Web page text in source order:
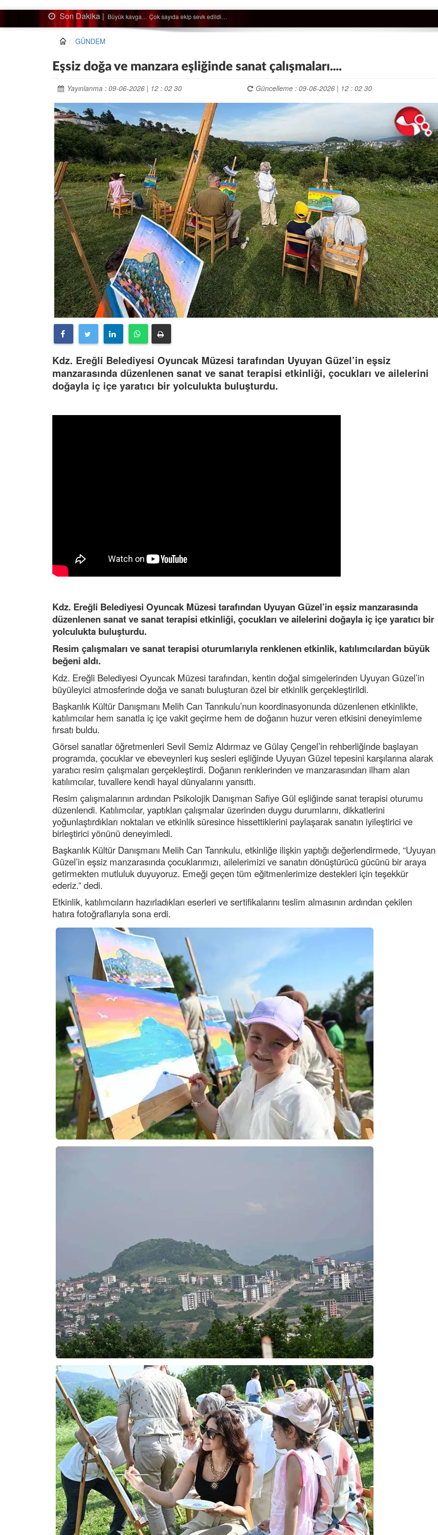
Son Dakika | Ağaçtan düştü…
GÜNDEM
Eşsiz doğa ve manzara eşliğinde sanat çalışmaları....
Yayınlanma : 09-06-2026 | 12 : 02 30 Güncelleme : 09-06-2026 | 12 : 02 30
Kdz. Ereğli Belediyesi Oyuncak Müzesi tarafından Uyuyan Güzel’in eşsiz
manzarasında düzenlenen sanat ve sanat terapisi etkinliği, çocukları ve ailelerini
doğayla iç içe yaratıcı bir yolculukta buluşturdu.
Kdz. Ereğli Belediyesi Oyuncak Müzesi tarafından Uyuyan Güzel’in eşsiz manzarasında
düzenlenen sanat ve sanat terapisi etkinliği, çocukları ve ailelerini doğayla iç içe yaratıcı bir
yolculukta buluşturdu.
Resim çalışmaları ve sanat terapisi oturumlarıyla renklenen etkinlik, katılımcılardan büyük
beğeni aldı.
Kdz. Ereğli Belediyesi Oyuncak Müzesi tarafından, kentin doğal simgelerinden Uyuyan Güzel’in
büyüleyici atmosferinde doğa ve sanatı buluşturan özel bir etkinlik gerçekleştirildi.
Başkanlık Kültür Danışmanı Melih Can Tanrıkulu’nun koordinasyonunda düzenlenen etkinlikte,
katılımcılar hem sanatla iç içe vakit geçirme hem de doğanın huzur veren etkisini deneyimleme
fırsatı buldu.
Görsel sanatlar öğretmenleri Sevil Semiz Aldırmaz ve Gülay Çengel’in rehberliğinde başlayan
programda, çocuklar ve ebeveynleri kuş sesleri eşliğinde Uyuyan Güzel tepesini karşılarına alarak
yaratıcı resim çalışmaları gerçekleştirdi. Doğanın renklerinden ve manzarasından ilham alan
katılımcılar, tuvallere kendi hayal dünyalarını yansıttı.
Resim çalışmalarının ardından Psikolojik Danışman Safiye Gül eşliğinde sanat terapisi oturumu
düzenlendi. Katılımcılar, yaptıkları çalışmalar üzerinden duygu durumlarını, dikkatlerini
yoğunlaştırdıkları noktaları ve etkinlik süresince hissettiklerini paylaşarak sanatın iyileştirici ve
birleştirici yönünü deneyimledi.
Başkanlık Kültür Danışmanı Melih Can Tanrıkulu, etkinliğe ilişkin yaptığı değerlendirmede, “Uyuyan
Güzel’in eşsiz manzarasında çocuklarımızı, ailelerimizi ve sanatın dönüştürücü gücünü bir araya
getirmekten mutluluk duyuyoruz. Emeği geçen tüm eğitmenlerimize destekleri için teşekkür
ederiz.” dedi.
Etkinlik, katılımcıların hazırladıkları eserleri ve sertifikalarını teslim almasının ardından çekilen
hatıra fotoğraflarıyla sona erdi.
Kemiklerinizi Sessizce Çürüten 6
Şenol AZMAN
“Aman doktor, yaman doktor.
Derdime bir çare!” – 2-
Merve KIRAN
Konuk Yazar
Temiz enerji ve gelecek
mücadelesi
Uğuralp CİVELEK
Özkan Doğan
YEREL RADYO VE REKLAM
Mustafa Ozturk
İç fındığın fiyatı bu gün 1600 TL Kabuklu fındık
bu fiyatın dörtte biri yani 400 TL olmalı. iç
dört katına satılıyor. iç f... DEVAMI
POSBIYIK nerelerde ya kaç aydır vekaletle
Kadir inanc
Valla tren kactj gitti.Uysali devirmwk icin
elinizden ne geliyosa Chp ile kendi partiniz
aleyhine calistiniz.Becerdinizde Adami alasa
ettiniz.Sonuc... DEVAMI
Ali
1950 türkiye
ihracati,tütün,kuruüzüm,findik,pamuk krom
mdeni,kafa basi senede 14 dolar